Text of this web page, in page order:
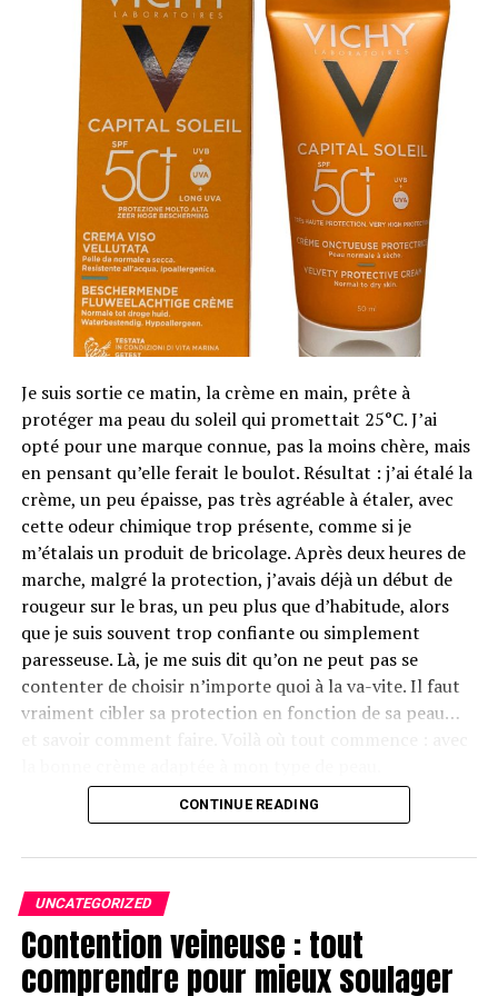
4.1. Combinaison d’Ingrédients
Naturels
4.2.
Effet Thermique
4.3.Application Topique Ciblée
Conclusion
5.1.FAQ sur le Baume du Tigre
Qu’est-ce que le Baume du Tigre
Le Baume du Tigre est un onguent topique à base de
plantes, originaire de Chine. Il a été créé à la fin du
19ème siècle par un herboriste chinois, Aw Chu Kin, et
est devenu un produit de référence dans de nombreux
foyers à travers le monde. Il existe principalement en
deux versions : le Baume du Tigre Rouge et le Baume du
Tigre Blanc, chacun ayant des usages légèrement
différents mais partageant des propriétés similaires.
Ingrédients Actifs
Les principaux ingrédients actifs du Baume du Tigre
sont :
et anti-inflammatoires.
refroidissement qui aide à soulager la douleur.
Huile de cajeput
propriétés antiseptiques et analgésiques.
Huile de menthe: 6% – Elle aide à apaiser et
rafraîchir la peau.
Je suis sortie ce matin, la crème en main, prête à
protéger ma peau du soleil qui promettait 25°C. J’ai
opté pour une marque connue, pas la moins chère, mais
en pensant qu’elle ferait le boulot. Résultat : j’ai étalé la
crème, un peu épaisse, pas très agréable à étaler, avec
cette odeur chimique trop présente, comme si je
m’étalais un produit de bricolage. Après deux heures de
marche, malgré la protection, j’avais déjà un début de
rougeur sur le bras, un peu plus que d’habitude, alors
que je suis souvent trop confiante ou simplement
paresseuse. Là, je me suis dit qu’on ne peut pas se
contenter de choisir n’importe quoi à la va-vite. Il faut
vraiment cibler sa protection en fonction de sa peau…
Table des matières [Masquer]
crème
1.1.Les phototypes, ou pourquoi nous ne sommes
pas tous égaux face au soleil
1.2.Les rayons UV et le vieillissement : invisible mais
CONTINUE READING
UNCATEGORIZED
Contention veineuse : tout
comprendre pour mieux soulager